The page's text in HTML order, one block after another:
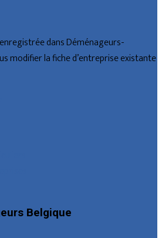
dans Déménageurs-
modifier la fiche d’entreprise existante
Belgique